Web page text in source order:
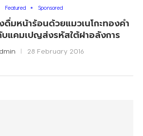
Featured Sponsored
มหน้าร้อนด้วยแมวเนโกะทองคำ
แคมเปญส่งรหัสใต้ฝาอลังการ
28 February 2016